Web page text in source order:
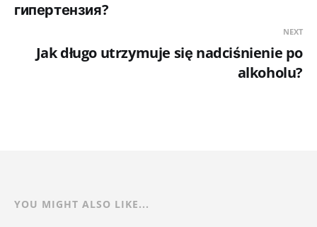
гипертензия?
NEXT
Jak długo utrzymuje się nadciśnienie po
alkoholu?
YOU MIGHT ALSO LIKE...